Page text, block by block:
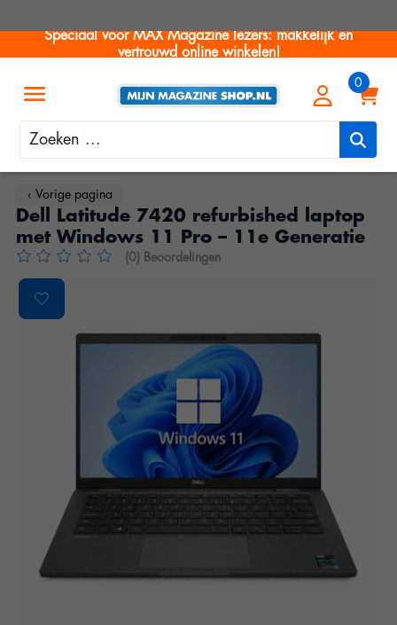
Speciaal voor MAX Magazine lezers: makkelijk en
vertrouwd online winkelen!
Zoeken
‹ Vorige pagina
Dell Latitude 7420 refurbished laptop
met Windows 11 Pro – 11e Generatie
De beoordeling van dit product is0van de 5
(0) Beoordelingen
Product image slideshow Items